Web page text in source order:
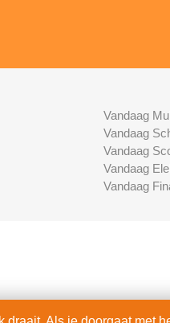
Vandaag
Vandaag
Vandaag
Vandaag
Vandaag